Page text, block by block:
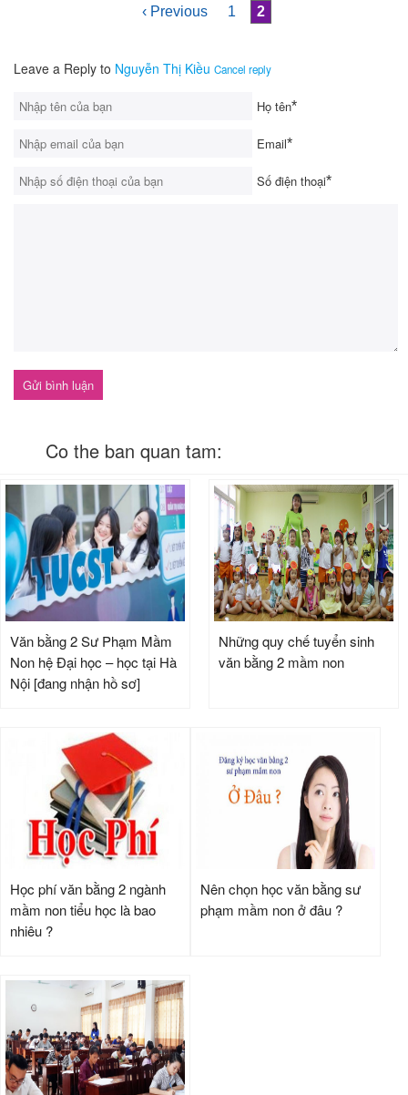
‹ Previous 1 2
Leave a Reply to Nguyễn Thị Kiều Cancel reply
Họ tên*
Email*
Số điện thoại*
Co the ban quan tam:
Văn bằng 2 Sư Phạm Mầm
Non hệ Đại học – học tại Hà
Nội [đang nhận hồ sơ]
Những quy chế tuyển sinh
văn bằng 2 mầm non
Học phí văn bằng 2 ngành
mầm non tiểu học là bao
nhiêu ?
Nên chọn học văn bằng sư
phạm mầm non ở đâu ?